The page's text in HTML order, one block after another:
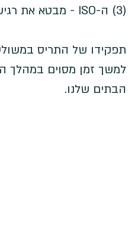
(3) ה-ISO - מבטא את רגישות החיישן לאור
תפקידו של התריס
למשך זמן מסוים במהלך
הבתים שלנו.